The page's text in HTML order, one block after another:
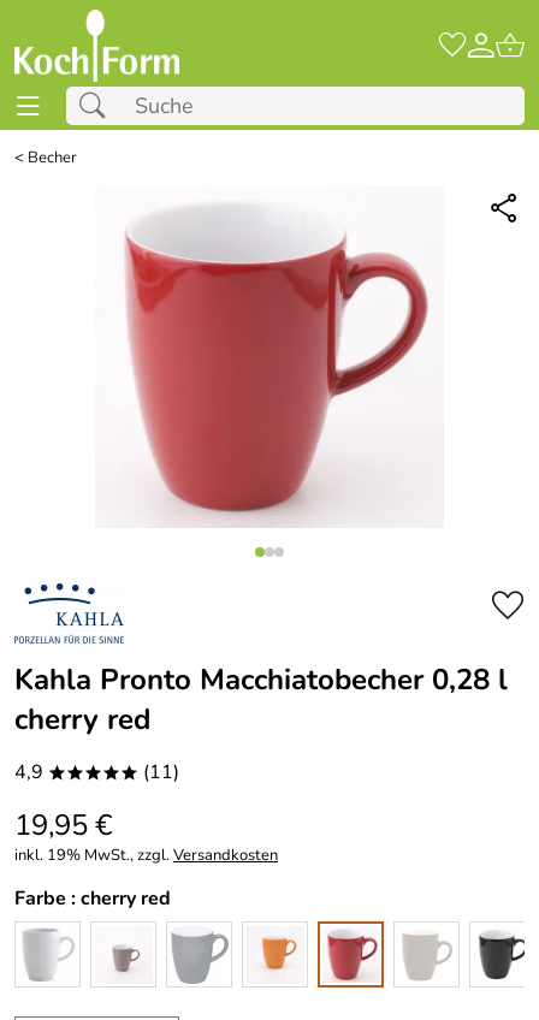
< Becher
Kahla Pronto Macchiatobecher 0,28 l
cherry red
4,9 ***** (11)
19,95 €
inkl. 19% MwSt., zzgl.Versandkosten
Farbe :cherry red